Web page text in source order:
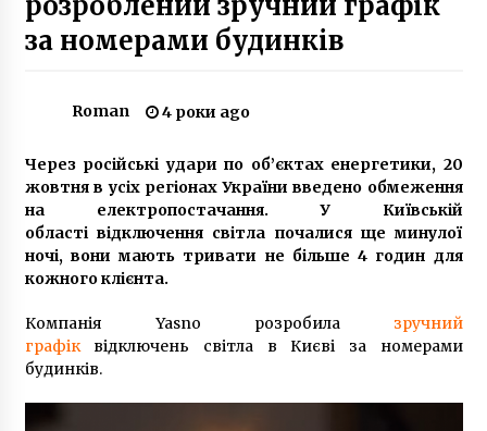
8 років ago
10 років ago
У Києві зменшують вартість опалення в
будинках за допомогою смартфона та
програми регулювання тепла
7 років ago
Ввечері 13 серпня метро може змінити графік
своєї роботи
за номерами будинків
Roman 4 роки ago
Через російські удари по об’єктах енергетики, 20
жовтня в усіх регіонах України введено обмеження
на електропостачання. У Київській
області відключення світла почалися ще минулої
ночі, вони мають тривати не більше 4 годин для
кожного клієнта.
Компанія Yasno розробила зручний
графіквідключень світла в Києві за номерами
будинків.